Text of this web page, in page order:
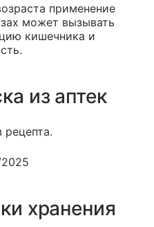
применение
может вызывать
кишечника и
из аптек
рецепта.
хранения